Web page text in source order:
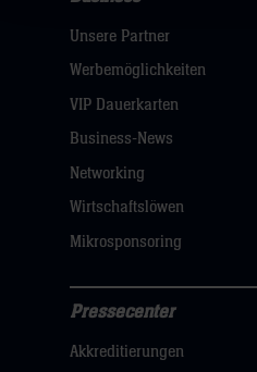
Navigation
öffnen,
dann
klicken
Unsere Partner
Werbemöglichkeiten
VIP Dauerkarten
Business-News
Networking
Wirtschaftslöwen
Mikrosponsoring
Navigation
Pressecenter
Akkreditierungen